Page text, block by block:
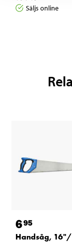
Säljs online
695
Handsåg,